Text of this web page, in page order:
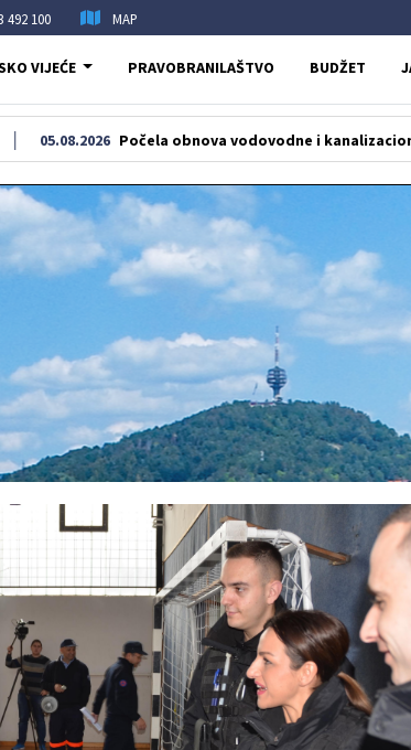
492 100 MAP
VIJEĆE PRAVOBRANILAŠTVO BUDŽET
Počela obnova vodovodne i kanalizacione mreže u